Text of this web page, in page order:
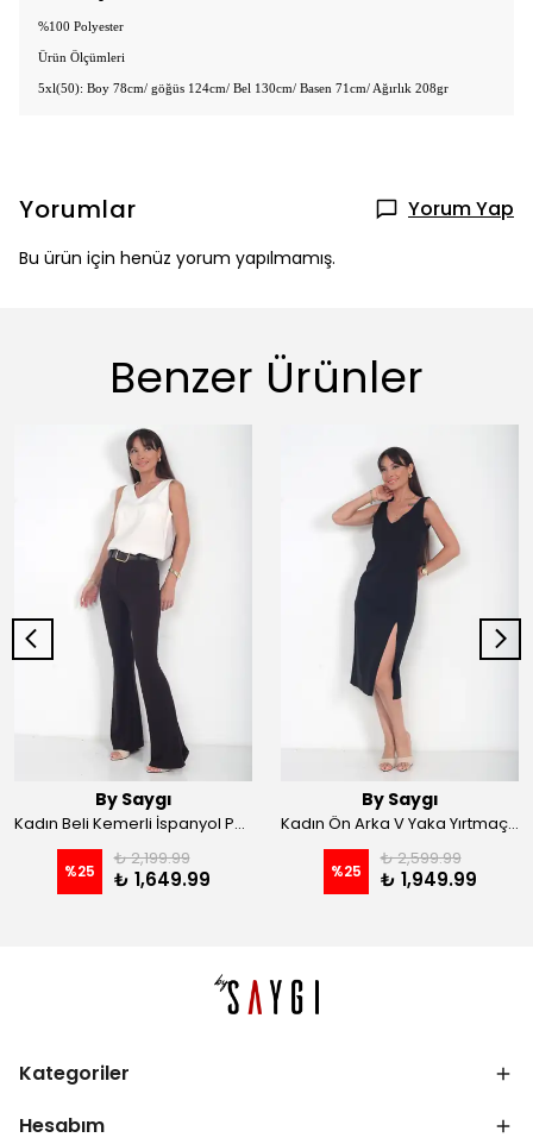
%100 Polyester
Ürün Ölçümleri
5xl(50): Boy 78cm/ göğüs 124cm/ Bel 130cm/ Basen 71cm/ Ağırlık 208gr
Yorumlar Yorum Yap
Bu ürün için henüz yorum yapılmamış.
Benzer Ürünler
By Saygı
Kadın Beli Kemerli İspanyol Paça Likralı Krep Pantolon - Kahve
%25
₺ 2,199.99
₺ 1,649.99
By Saygı
Kadın Ön Arka V Yaka Yırtmaçlı Likralı Scuba Midi Elbise - Siyah
%25
₺ 2,599.99
₺ 1,949.99
Kategoriler
Hesabım